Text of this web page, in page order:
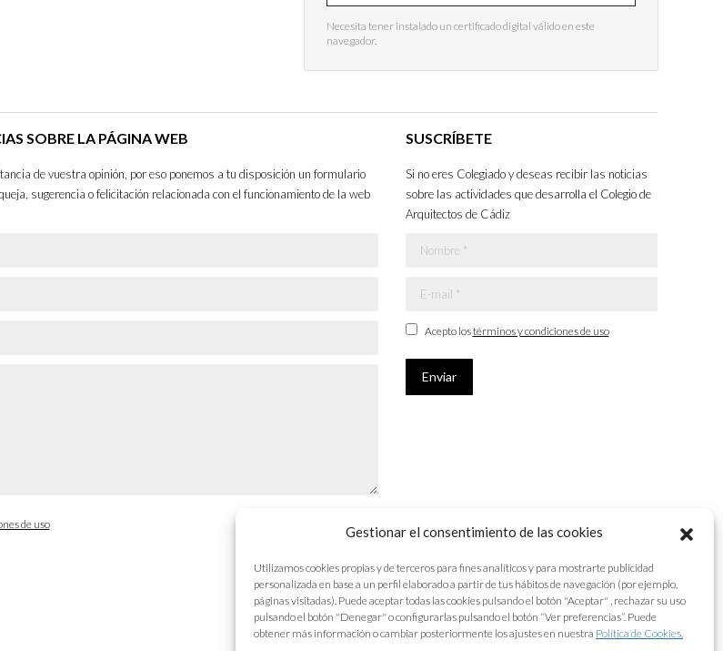
Gestionar el consentimiento de las cookies
Utilizamos cookies propias y de terceros para fines analíticos y para mostrarte publicidad
personalizada en base a un perfil elaborado a partir de tus hábitos de navegación (por ejemplo,
páginas visitadas). Puede aceptar todas las cookies pulsando el botón "Aceptar" , rechazar su uso
pulsando el botón "Denegar" o configurarlas pulsando el botón “Ver preferencias”. Puede
obtener más información o cambiar posteriormente los ajustes en nuestra Política de Cookies.
Necesita tener instalado un certificado digital válido en este
navegador.
SOBRE LA PÁGINA WEB
de vuestra opinión, por eso ponemos a tu disposición un formulario
sugerencia o felicitación relacionada con el funcionamiento de la web
de uso
SUSCRÍBETE
Si no eres Colegiado y deseas recibir las noticias
sobre las actividades que desarrolla el Colegio de
Arquitectos de Cádiz
Nombre *
E-mail *
Acepto lostérminos y condiciones de uso
Enviar